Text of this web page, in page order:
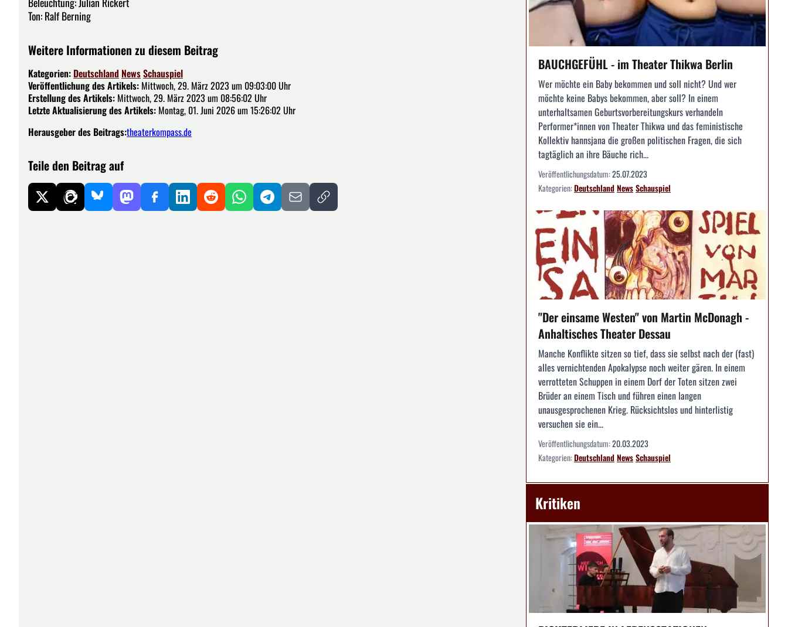
Ton: Ralf Berning
Weitere Informationen zu diesem Beitrag
Kategorien: Deutschland NewsSchauspiel
Veröffentlichung des Artikels: Mittwoch, 29. März 2023 um 09:03:00 Uhr
Erstellung des Artikels: Mittwoch, 29. März 2023 um 08:56:02 Uhr
Letzte Aktualisierung des Artikels: Montag, 01. Juni 2026 um 15:26:02 Uhr
Herausgeber des Beitrags:theaterkompass.de
Teile den Beitrag auf
BAUCHGEFÜHL - im Theater Thikwa Berlin
Wer möchte ein Baby bekommen und soll nicht? Und wer
möchte keine Babys bekommen, aber soll? In einem
unterhaltsamen Geburtsvorbereitungskurs verhandeln
Performer*innen von Theater Thikwa und das feministische
Kollektiv hannsjana die großen politischen Fragen, die sich
tagtäglich an ihre Bäuche rich...
Veröffentlichungsdatum:25.07.2023
Kategorien:DeutschlandNewsSchauspiel
"Der einsame Westen" von Martin McDonagh -
Anhaltisches Theater Dessau
Manche Konflikte sitzen so tief, dass sie selbst nach der (fast)
alles vernichtenden Apokalypse noch weiter gären. In einem
verrotteten Schuppen in einem Dorf der Toten sitzen zwei
Brüder an einem Tisch und führen einen langen
unausgesprochenen Krieg. Rücksichtslos und hinterlistig
versuchen sie ein...
Veröffentlichungsdatum:20.03.2023
Kategorien:DeutschlandNewsSchauspiel
Kritiken